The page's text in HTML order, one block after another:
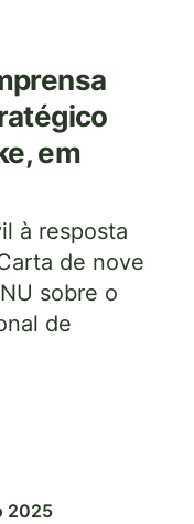
em
à resposta
de nove
sobre o
de
2025